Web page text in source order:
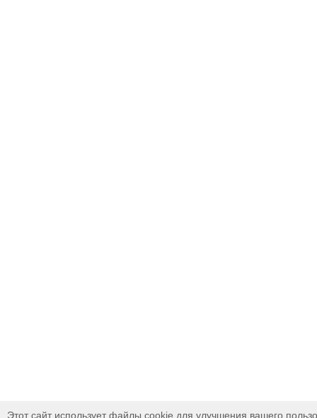
Этот сайт использует файлы cookie для улучшения вашего